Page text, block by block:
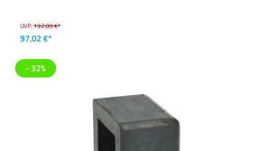
UVP:192,80 €*
97,02 €*
- 32%